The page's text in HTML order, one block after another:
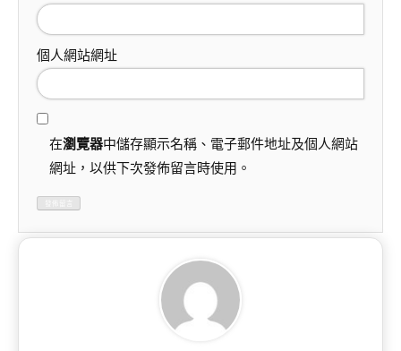
個人網站網址
在瀏覽器中儲存顯示名稱、電子郵件地址及個人網站
網址，以供下次發佈留言時使用。